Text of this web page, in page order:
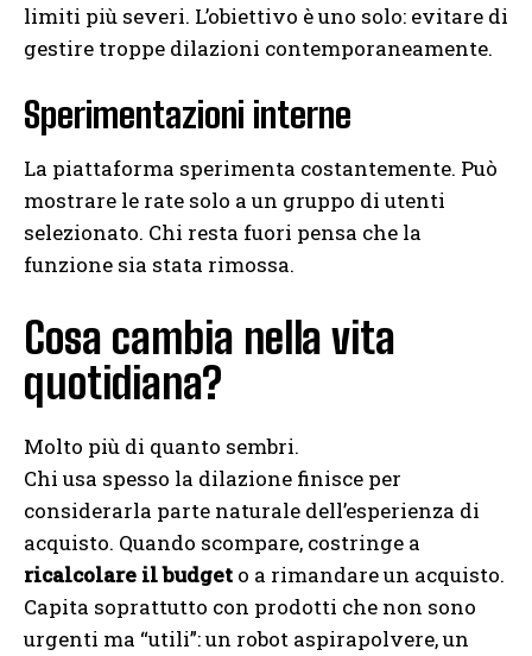
limiti più severi. L’obiettivo è uno solo: evitare di
gestire troppe dilazioni contemporaneamente.
Sperimentazioni interne
La piattaforma sperimenta costantemente. Può
mostrare le rate solo a un gruppo di utenti
selezionato. Chi resta fuori pensa che la
funzione sia stata rimossa.
Cosa cambia nella vita
quotidiana?
Molto più di quanto sembri.
Chi usa spesso la dilazione finisce per
considerarla parte naturale dell’esperienza di
acquisto. Quando scompare, costringe a
ricalcolare il budget o a rimandare un acquisto.
Capita soprattutto con prodotti che non sono
urgenti ma “utili”: un robot aspirapolvere, un